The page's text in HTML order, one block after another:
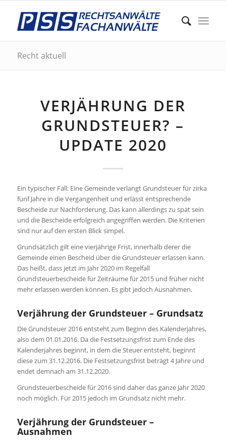
Recht aktuell
VERJÄHRUNG DER
GRUNDSTEUER? –
UPDATE 2020
Ein typischer Fall: Eine Gemeinde verlangt Grundsteuer für zirka
fünf Jahre in die Vergangenheit und erlässt entsprechende
Bescheide zur Nachforderung. Das kann allerdings zu spät sein
und die Bescheide erfolgreich angegriffen werden. Die Kriterien
sind nur auf den ersten Blick simpel.
Grundsätzlich gilt eine vierjährige Frist, innerhalb derer die
Gemeinde einen Bescheid über die Grundsteuer erlassen kann.
Das heißt, dass jetzt im Jahr 2020 im Regelfall
Grundsteuerbescheide für Zeiträume für 2015 und früher nicht
mehr erlassen werden können. Es gibt jedoch Ausnahmen.
Verjährung der Grundsteuer – Grundsatz
Die Grundsteuer 2016 entsteht zum Beginn des Kalenderjahres,
also dem 01.01.2016. Da die Festsetzungsfrist zum Ende des
Kalenderjahres beginnt, in dem die Steuer entsteht, beginnt
diese zum 31.12.2016. Die Festsetzungsfrist beträgt 4 Jahre und
endet demnach am 31.12.2020.
Grundsteuerbescheide für 2016 sind daher das ganze Jahr 2020
noch möglich. Für 2015 jedoch im Grundsatz nicht mehr.
Verjährung der Grundsteuer –
Ausnahmen